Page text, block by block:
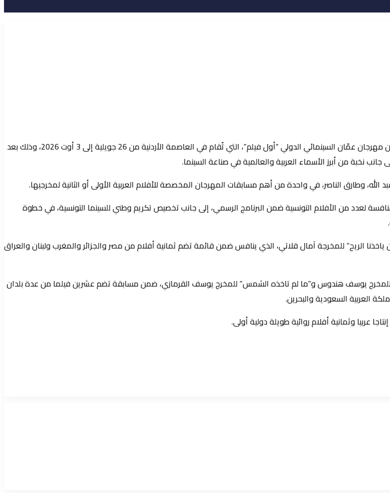
– تسجل الفنانة التونسية هند صبري حضورًا بارزًا في الدورة السابعة من مهرجان عمّان السينمائي الدولي “أول فيلم”، التي تُقام في العاصمة الأردنية من 26 جويلية إلى 3 أوت 2026، وذلك بعد
نخبة من أبرز الأسماء العربية والعالمية في صناعة السينما.
وطارق الناصر، في واحدة من أهم مسابقات المهرجان المخصصة للأفلام العربية الأولى أو الثانية لمخرجيها.
لعدد من الأفلام التونسية ضمن البرنامج الرسمي، إلى جانب تخصيص تكريم وطني للسينما التونسية، في خطوة
ياخذنا الريح” للمخرجة آمال قلاتي، الذي ينافس ضمن قائمة تضم ثمانية أفلام من مصر والجزائر والمغرب ولبنان والعراق
للمخرج يوسف هندوس و”ما لم تاخذه الشمس” للمخرج يوسف القرمازي، ضمن مسابقة تضم عشرين فيلما من عدة بلدان
العربية السعودية والبحرين.